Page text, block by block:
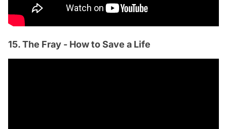
15. The Fray - How to Save a Life